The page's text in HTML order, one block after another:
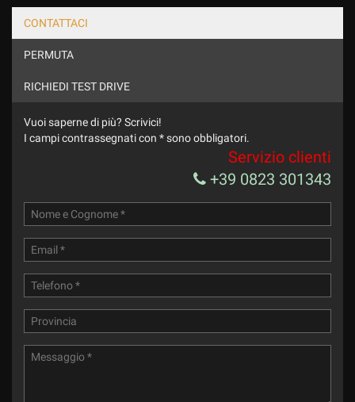
CONTATTACI
PERMUTA
RICHIEDI TEST DRIVE
Vuoi saperne di più? Scrivici!
I campi contrassegnati con * sono obbligatori.
Servizio clienti
+39 0823 301343